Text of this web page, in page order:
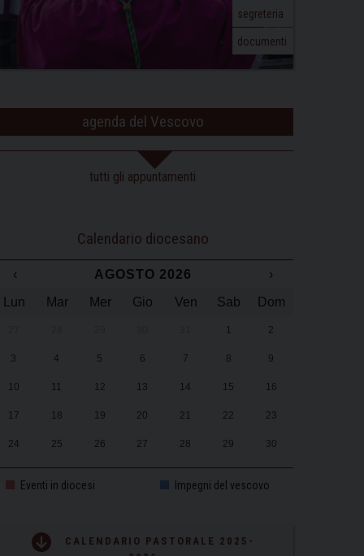
segreteria
documenti
agenda del Vescovo
tutti gli appuntamenti
Calendario diocesano
‹ AGOSTO 2026
›
Lun
Mar Mer Gio Ven Sab Dom
1 2
3 4 5 6 7 8 9
10 11 12 13 14 15 16
17 18 19 20 21 22 23
24 25 26 27 28 29 30
Eventi in diocesi Impegni del vescovo
CALENDARIO PASTORALE 2025-